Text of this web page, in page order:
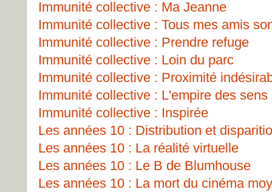
Immunité collective : Ma Jeanne
Immunité collective : Tous mes amis
Immunité collective : Prendre refuge
Immunité collective : Loin du parc
Immunité collective : Proximité
Immunité collective : L'empire des sens
Immunité collective : Inspirée
Les années 10 : Distribution et
Les années 10 : La réalité virtuelle
Les années 10 : Le B de Blumhouse
Les années 10 : La mort du cinéma